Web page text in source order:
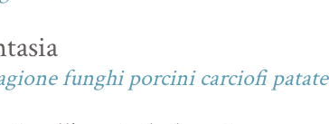
funghi porcini carciofi patate